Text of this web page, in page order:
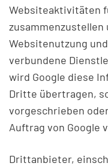
Websiteaktivitäten
Websitenutzung
verbundene
wird Google diese
Dritte übertragen,
vorgeschrieben
Auftrag von Google
Drittanbieter,